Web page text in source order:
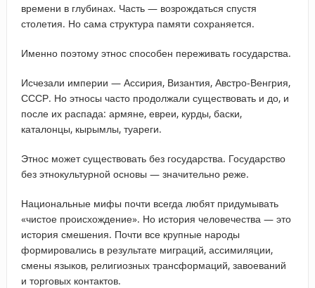
времени в глубинах. Часть — возрождаться спустя
столетия. Но сама структура памяти сохраняется.
Именно поэтому этнос способен переживать государства.
Исчезали империи — Ассирия, Византия, Австро-Венгрия,
СССР. Но этносы часто продолжали существовать и до, и
после их распада: армяне, евреи, курды, баски,
каталонцы, кырымлы, туареги.
Этнос может существовать без государства. Государство
без этнокультурной основы — значительно реже.
Национальные мифы почти всегда любят придумывать
«чистое происхождение». Но история человечества — это
история смешения. Почти все крупные народы
формировались в результате миграций, ассимиляции,
смены языков, религиозных трансформаций, завоеваний
и торговых контактов.